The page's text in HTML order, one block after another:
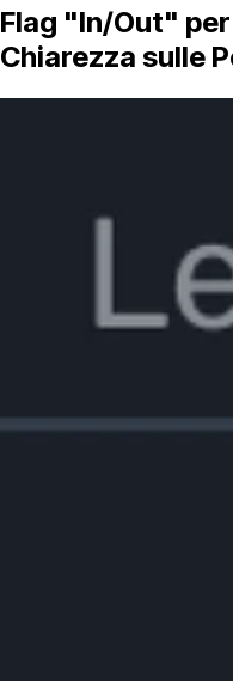
Flag "In/Out"
Chiarezza sulle